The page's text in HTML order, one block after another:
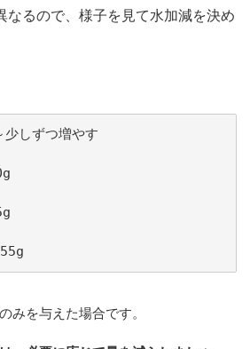
なるので、様子を見て水加減を決め
しずつ増やす
みを与えた場合です。